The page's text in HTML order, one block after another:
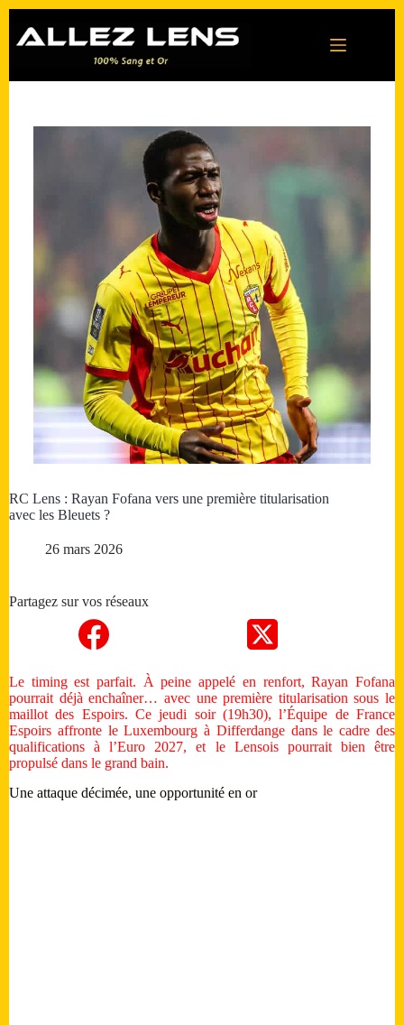
contenu
RC Lens : Rayan Fofana vers une première titularisation
avec les Bleuets ?
26 mars 2026
Partagez sur vos réseaux
Le timing est parfait. À peine appelé en renfort, Rayan Fofana
pourrait déjà enchaîner… avec une première titularisation sous le
maillot des Espoirs. Ce jeudi soir (19h30), l’Équipe de France
Espoirs affronte le Luxembourg à Differdange dans le cadre des
qualifications à l’Euro 2027, et le Lensois pourrait bien être
propulsé dans le grand bain.
Une attaque décimée, une opportunité en or